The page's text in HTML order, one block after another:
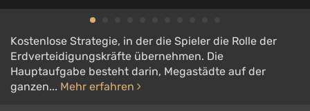
Kostenlose Strategie, in der die Spieler die Rolle der
Erdverteidigungskräfte übernehmen. Die
Hauptaufgabe besteht darin, Megastädte auf der
ganzen... Mehr erfahren